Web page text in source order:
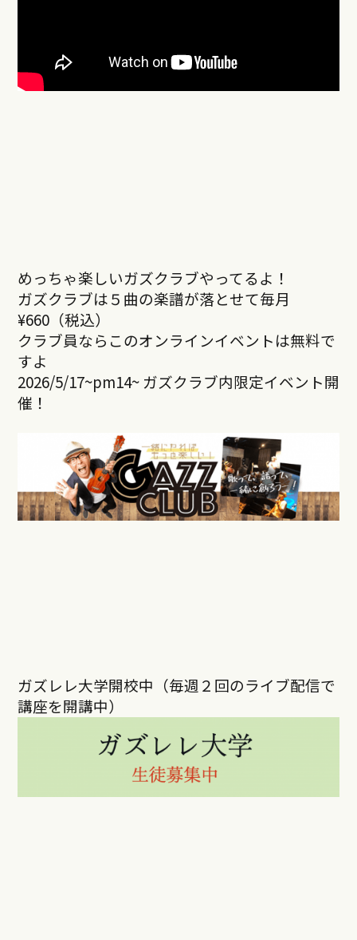
めっちゃ楽しいガズクラブやってるよ！
ガズクラブは５曲の楽譜が落とせて毎月
¥660（税込）
クラブ員ならこのオンラインイベントは無料で
すよ
2026/5/17~pm14~ ガズクラブ内限定イベント開
催！
ガズレレ大学開校中（毎週２回のライブ配信で
講座を開講中）